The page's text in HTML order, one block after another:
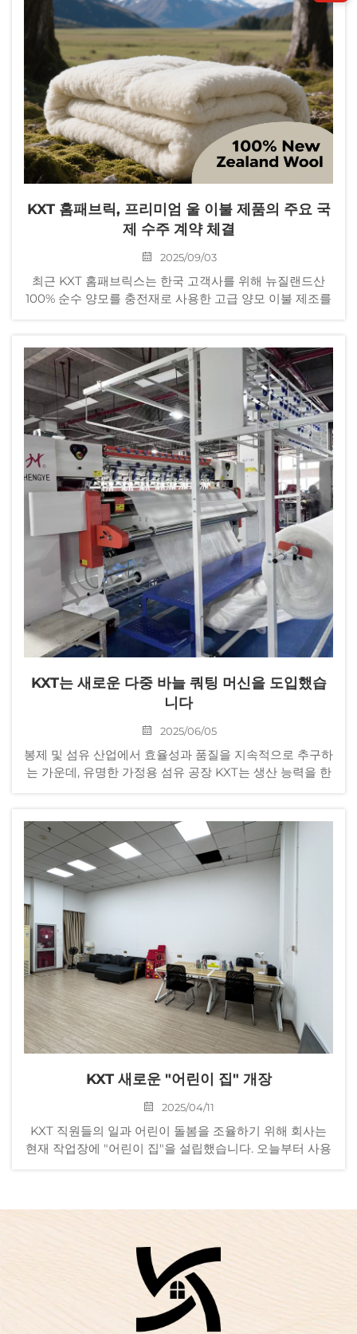
KXT 홈패브릭, 프리미엄 울 이불 제품의 주요 국
제 수주 계약 체결
2025/09/03
최근 KXT 홈패브릭스는 한국 고객사를 위해 뉴질랜드산
100% 순수 양모를 충전재로 사용한 고급 양모 이불 제조를
고 있습니다.
KXT는 새로운 다중 바늘 쿼팅 머신을 도입했습
니다
2025/06/05
봉제 및 섬유 산업에서 효율성과 품질을 지속적으로 추구하
는 가운데, 유명한 가정용 섬유 공장 KXT는 생산 능력을 한
KXT 새로운 "어린이 집" 개장
2025/04/11
KXT 직원들의 일과 어린이 돌봄을 조율하기 위해 회사는
현재 작업장에 "어린이 집"을 설립했습니다. 오늘부터 사용